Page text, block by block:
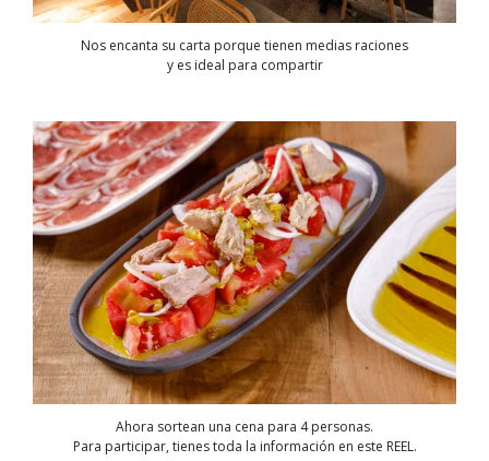
Nos encanta su carta porque tienen medias raciones
y es ideal para compartir
Ahora sortean una cena para 4 personas.
Para participar, tienes toda la información en este REEL.